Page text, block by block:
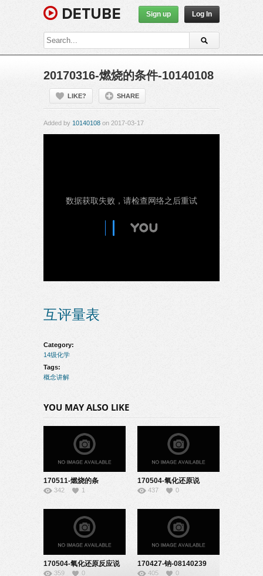
Sign up Log In
20170316-燃烧的条件-10140108
LIKE? SHARE
Added by 10140108 on 2017-03-17
互评量表
Category:
14级化学
Tags:
概念讲解
YOU MAY ALSO LIKE
170511-燃烧的条
件-22140829
342 1
170504-氧化还原说
课-04140107
437 0
170504-氧化还原反应说
359 0
170427-钠-08140239
405 0